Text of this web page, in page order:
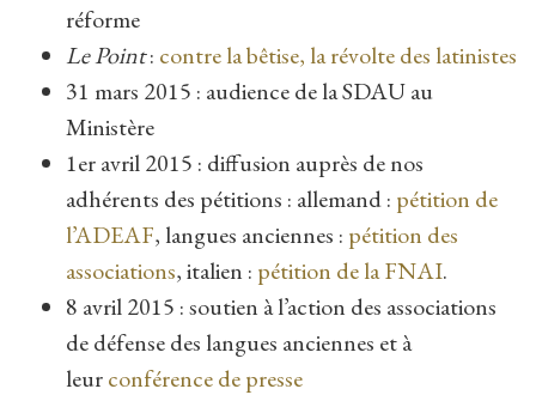
réforme
Le Point: contre la bêtise, la révolte des latinistes
31 mars 2015 : audience de la SDAU au
Ministère
1er avril 2015 : diffusion auprès de nos
adhérents des pétitions : allemand : pétition de
l’ADEAF, langues anciennes : pétition des
associations, italien : pétition de la FNAI.
8 avril 2015 : soutien à l’action des associations
de défense des langues anciennes et à
leurconférence de presse